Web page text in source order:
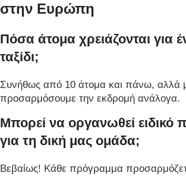
στην Ευρώπη
Πόσα άτομα χρειάζονται για
ταξίδι;
Συνήθως από 10 άτομα και πάνω, αλλά
προσαρμόσουμε την εκδρομή ανάλογα.
Μπορεί να οργανωθεί ειδικό
για τη δική μας ομάδα;
Βεβαίως! Κάθε πρόγραμμα